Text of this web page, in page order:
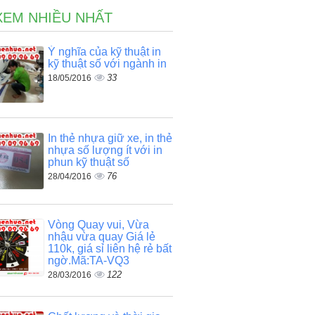
NHIỀU NHẤT
Ý nghĩa của kỹ thuật in
kỹ thuật số với ngành in
18/05/2016 33
In thẻ nhựa giữ xe, in thẻ
nhựa số lượng ít với in
phun kỹ thuật số
28/04/2016 76
Vòng Quay vui, Vừa
nhậu vừa quay Giá lẻ
110k, giá sỉ liên hệ rẻ bất
ngờ.Mã:TA-VQ3
28/03/2016 122